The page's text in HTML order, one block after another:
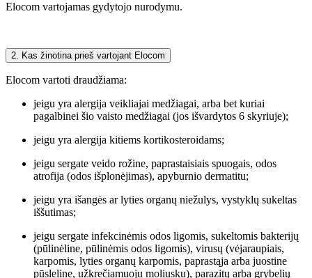
Elocom vartojamas gydytojo nurodymu.
2. Kas žinotina prieš vartojant Elocom
Elocom vartoti draudžiama:
jeigu yra alergija veikliajai medžiagai, arba bet kuriai
pagalbinei šio vaisto medžiagai (jos išvardytos 6 skyriuje);
jeigu yra alergija kitiems kortikosteroidams;
jeigu sergate veido rožine, paprastaisiais spuogais, odos
atrofija (odos išplonėjimas), apyburnio dermatitu;
jeigu yra išangės ar lyties organų niežulys, vystyklų sukeltas
iššutimas;
jeigu sergate infekcinėmis odos ligomis, sukeltomis bakterijų
(pūlinėline, pūlinėmis odos ligomis), virusų (vėjaraupiais,
karpomis, lyties organų karpomis, paprastąja arba juostine
pūsleline, užkrečiamuoju moliusku), parazitų arba grybelių